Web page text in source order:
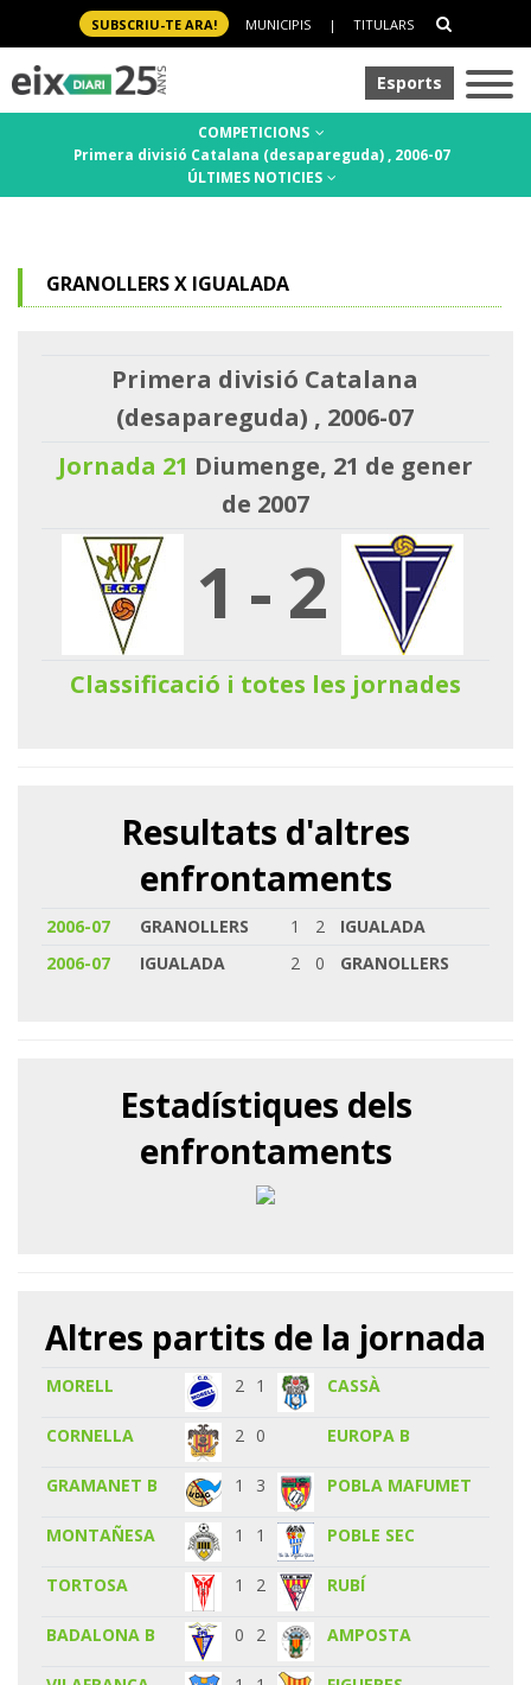
SUBSCRIU-TE ARA! MUNICIPIS | TITULARS
Esports
COMPETICIONS
Primera divisió Catalana (desapareguda) , 2006-07
ÚLTIMES NOTICIES
GRANOLLERS X IGUALADA
Primera divisió Catalana
(desapareguda) , 2006-07
Jornada 21 Diumenge, 21 de gener
de 2007
1 - 2
Classificació i totes les jornades
Resultats d'altres
enfrontaments
2006-07 GRANOLLERS 1 2
IGUALADA
2006-07
IGUALADA 2 0 GRANOLLERS
Estadístiques dels
enfrontaments
Altres partits de la jornada
MORELL 2 1 CASSÀ
CORNELLA 2 0 EUROPA B
GRAMANET B 1 3 POBLA MAFUMET
MONTAÑESA 1 1 POBLE SEC
TORTOSA 1 2 RUBÍ
BADALONA B 0 2 AMPOSTA